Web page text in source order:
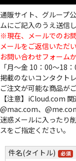
通販サイト、グループ
ムにご記入のうえ送信
※現在、メールでのお
メールをご返信いただ
お問い合わせフォーム
「月～金 10：00～18
掲載のないコンタクト
ご注文が可能な商品が
【注意】iCloud.com
@mac.com、
迷惑メールに入ったり
スをご指定ください。
件名(タイトル)